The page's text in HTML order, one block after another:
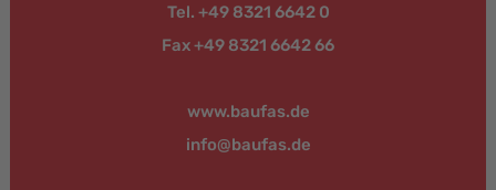
Tel. +49 8321 6642 0
Fax +49 8321 6642 66
www.baufas.de
info@baufas.de